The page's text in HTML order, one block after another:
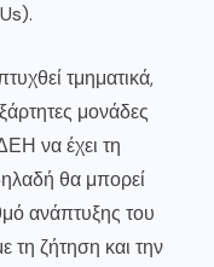
τμηματικά,
μονάδες
να έχει τη
θα μπορεί
ανάπτυξης του
ζήτηση και την